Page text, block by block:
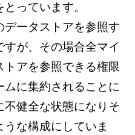
っています。
データストアを参照す
が、その場合全マイ
トアを参照できる権限
に集約されることに
不健全な状態になりそ
な構成にしていま